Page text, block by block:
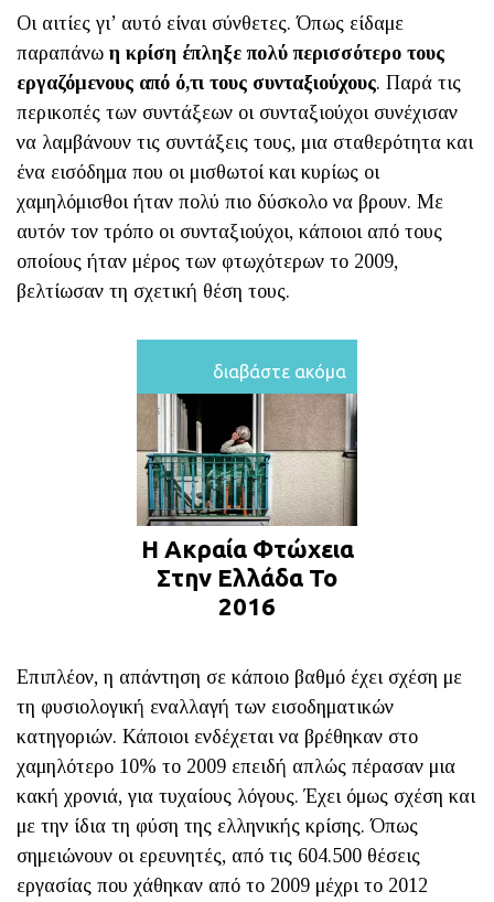
Οι αιτίες γι’ αυτό είναι σύνθετες. Όπως είδαμε
παραπάνω η κρίση έπληξε πολύ περισσότερο τους
εργαζόμενους από ό,τι τους συνταξιούχους. Παρά τις
περικοπές των συντάξεων οι συνταξιούχοι συνέχισαν
να λαμβάνουν τις συντάξεις τους, μια σταθερότητα και
ένα εισόδημα που οι μισθωτοί και κυρίως οι
χαμηλόμισθοι ήταν πολύ πιο δύσκολο να βρουν. Με
αυτόν τον τρόπο οι συνταξιούχοι, κάποιοι από τους
οποίους ήταν μέρος των φτωχότερων το 2009,
βελτίωσαν τη σχετική θέση τους.
διαβάστε ακόμα
Η Ακραία Φτώχεια
Στην Ελλάδα Το
2016
Επιπλέον, η απάντηση σε κάποιο βαθμό έχει σχέση με
τη φυσιολογική εναλλαγή των εισοδηματικών
κατηγοριών. Κάποιοι ενδέχεται να βρέθηκαν στο
χαμηλότερο 10% το 2009 επειδή απλώς πέρασαν μια
κακή χρονιά, για τυχαίους λόγους. Έχει όμως σχέση και
με την ίδια τη φύση της ελληνικής κρίσης. Όπως
σημειώνουν οι ερευνητές, από τις 604.500 θέσεις
εργασίας που χάθηκαν από το 2009 μέχρι το 2012